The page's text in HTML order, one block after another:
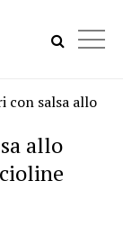
con salsa allo
allo